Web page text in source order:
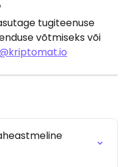
tugiteenuse
võtmiseks või